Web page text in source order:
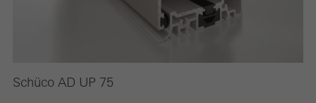
Schüco AD UP 75